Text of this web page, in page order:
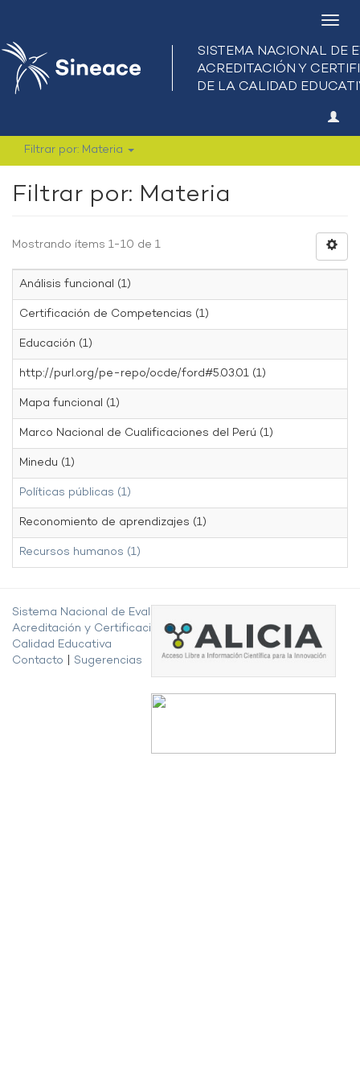
Filtrar por: Materia
Filtrar por: Materia
Mostrando ítems 1-10 de 1
Análisis funcional (1)
Certificación de Competencias (1)
Educación (1)
http://purl.org/pe-repo/ocde/ford#5.03.01 (1)
Mapa funcional (1)
Marco Nacional de Cualificaciones del Perú (1)
Minedu (1)
Políticas públicas (1)
Reconomiento de aprendizajes (1)
Recursos humanos (1)
Sistema Nacional de Evaluación,
Acreditación y Certificación de la
Calidad Educativa
Contacto
Sugerencias